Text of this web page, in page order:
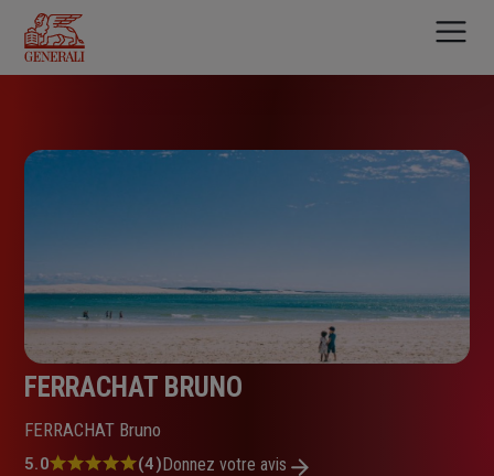
contenu
principal
FERRACHAT BRUNO
FERRACHAT Bruno
Note
5.0 (4)Donnez votre avis